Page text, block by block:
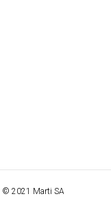
© 2021 Marti SA